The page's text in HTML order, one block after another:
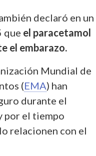
declaró en un
que el paracetamol
el embarazo.
Mundial de
(EMA) han
durante el
por el tiempo
relacionen con el